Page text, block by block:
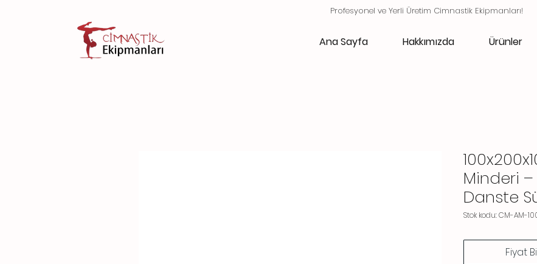
Profesyonel ve Yerli Üretim Cimnastik Ekipmanları!
Ana Sayfa Hakkımızda Ürünler
Minderi –
Danste
Stok kodu: CM-AM-
Fiyat